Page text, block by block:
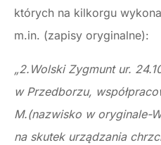
których na kilkorgu
m.in. (zapisy oryginalne):
„2.Wolski Zygmunt ur.
w Przedborzu,
M.(nazwisko w oryginale-
na skutek urządzania